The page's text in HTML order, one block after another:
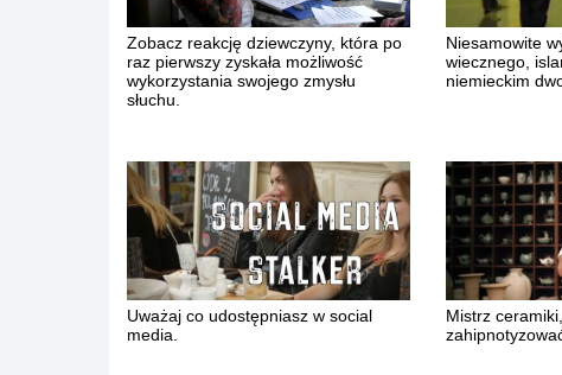
Zobacz reakcję dziewczyny, która po
raz pierwszy zyskała możliwość
wykorzystania swojego zmysłu
słuchu.
Niesamowite
wiecznego,
niemieckim
Uważaj co udostępniasz w social
media.
Mistrz